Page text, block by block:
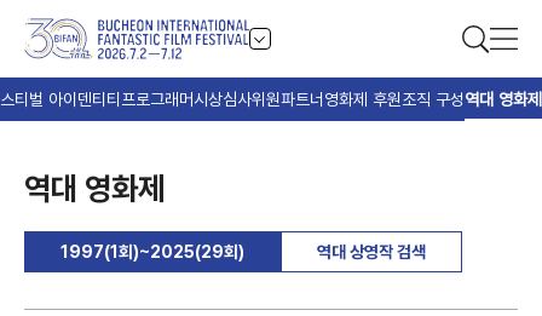
티벌 아이덴티티 프로그래머시상심사위원파트너 영화제 후원조직 구성역대 영화제
역대 영화제
1997(1회)~2025(29회) 역대 상영작 검색